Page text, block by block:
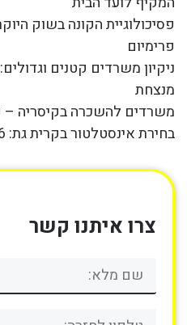
פסיכולוגיית הקונה בשוק
פרימיום
ניקיון משרדים קטנים
מנצחת
משרדים להשכרה בקיסריה –
בחירת אינסטלטור בקרית גת: 6 דברים שלא כדאי לפספס
צרו איתנו קשר